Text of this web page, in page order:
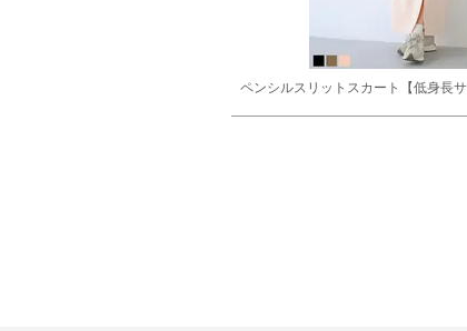
ペンシルスリットスカート【低身長